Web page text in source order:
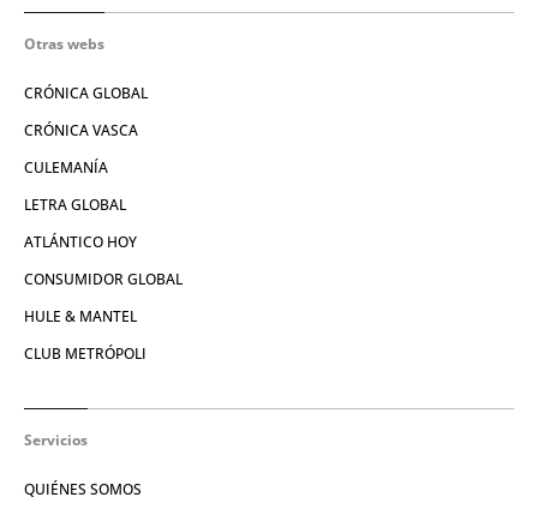
Otras webs
CRÓNICA GLOBAL
CRÓNICA VASCA
CULEMANÍA
LETRA GLOBAL
ATLÁNTICO HOY
CONSUMIDOR GLOBAL
HULE & MANTEL
CLUB METRÓPOLI
Servicios
QUIÉNES SOMOS